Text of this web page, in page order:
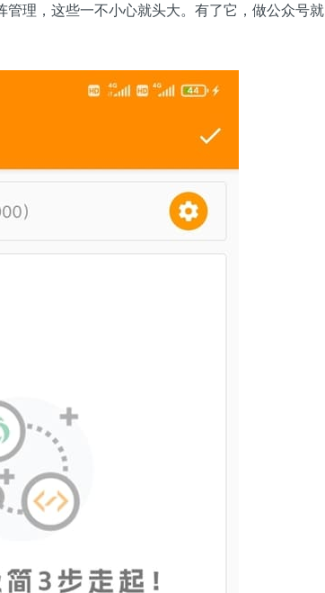
理，这些一不小心就头大。有了它，做公众号就